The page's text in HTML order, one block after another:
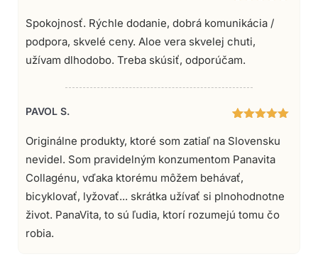
5.00 z 5
na základe
zákazníckych
Spokojnosť. Rýchle dodanie, dobrá komunikácia /
podpora, skvelé ceny. Aloe vera skvelej chuti,
užívam dlhodobo. Treba skúsiť, odporúčam.
PAVOL S.
5.00z 5
zákazníckych
Originálne produkty, ktoré som zatiaľ na Slovensku
nevidel. Som pravidelným konzumentom Panavita
Collagénu, vďaka ktorému môžem behávať,
bicyklovať, lyžovať... skrátka užívať si plnohodnotne
život. PanaVita, to sú ľudia, ktorí rozumejú tomu čo
robia.